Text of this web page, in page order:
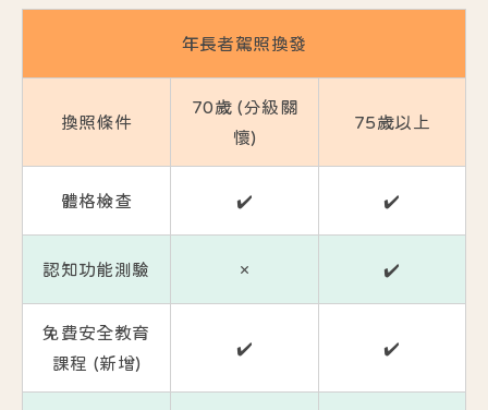
年長者駕照換發
換照條件
70歲 (分級關
懷)
75歲以上
體格檢查 ✔️ ✔️
認知功能測驗 ❌ ✔️
免費安全教育
課程 (新增)
✔️ ✔️